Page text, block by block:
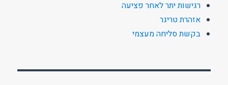
רגישות יתר לאחר פציעה
אזהרת טריגר
בקשת סליחה מעצמי